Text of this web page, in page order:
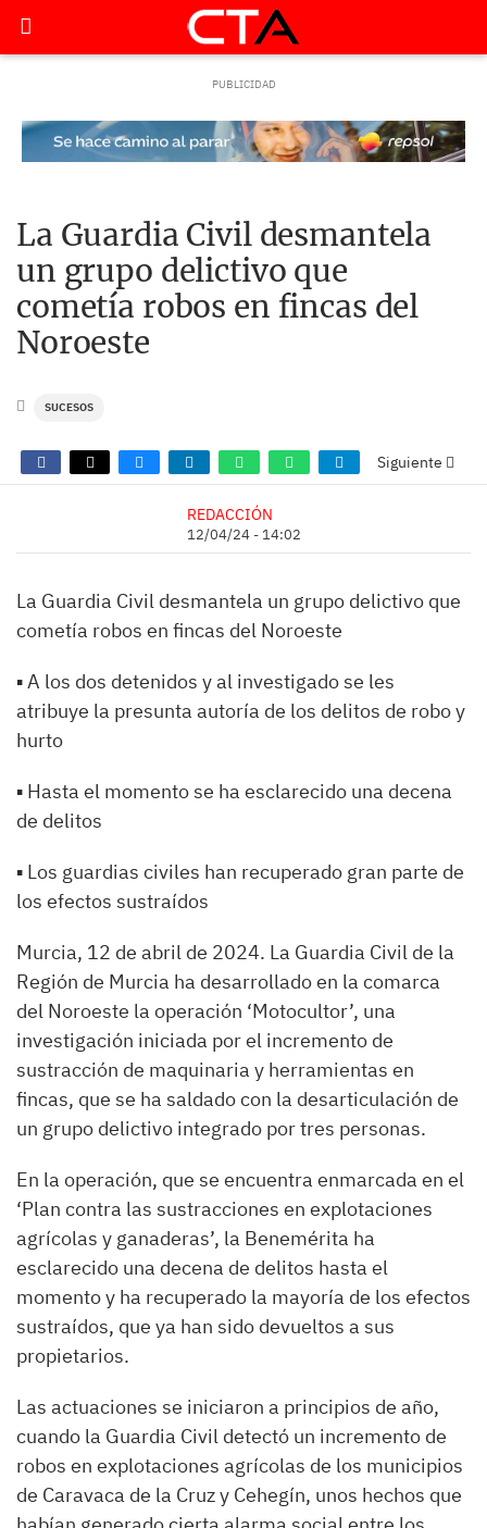
La Guardia Civil desmantela
un grupo delictivo que
cometía robos en fincas del
Noroeste
SUCESOS
Siguiente
REDACCIÓN
12/04/24 - 14:02
La Guardia Civil desmantela un grupo delictivo que
cometía robos en fincas del Noroeste
▪ A los dos detenidos y al investigado se les
atribuye la presunta autoría de los delitos de robo y
hurto
▪ Hasta el momento se ha esclarecido una decena
de delitos
▪ Los guardias civiles han recuperado gran parte de
los efectos sustraídos
Murcia, 12 de abril de 2024. La Guardia Civil de la
Región de Murcia ha desarrollado en la comarca
del Noroeste la operación ‘Motocultor’, una
investigación iniciada por el incremento de
sustracción de maquinaria y herramientas en
fincas, que se ha saldado con la desarticulación de
un grupo delictivo integrado por tres personas.
En la operación, que se encuentra enmarcada en el
‘Plan contra las sustracciones en explotaciones
agrícolas y ganaderas’, la Benemérita ha
esclarecido una decena de delitos hasta el
momento y ha recuperado la mayoría de los efectos
sustraídos, que ya han sido devueltos a sus
propietarios.
Las actuaciones se iniciaron a principios de año,
cuando la Guardia Civil detectó un incremento de
robos en explotaciones agrícolas de los municipios
de Caravaca de la Cruz y Cehegín, unos hechos que